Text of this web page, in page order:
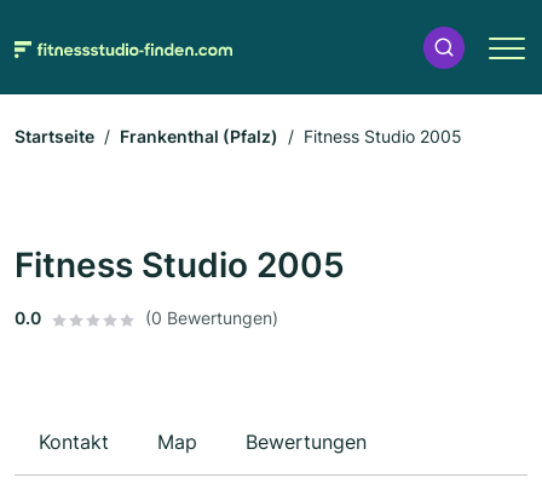
Startseite Frankenthal (Pfalz) Fitness Studio 2005
Fitness Studio 2005
0.0 (0 Bewertungen)
Kontakt Map Bewertungen